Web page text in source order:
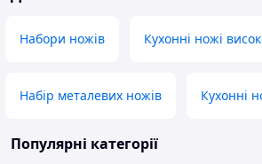
Набори ножів Кухонні ножі
Набір металевих ножів Кухонні
Популярні категорії